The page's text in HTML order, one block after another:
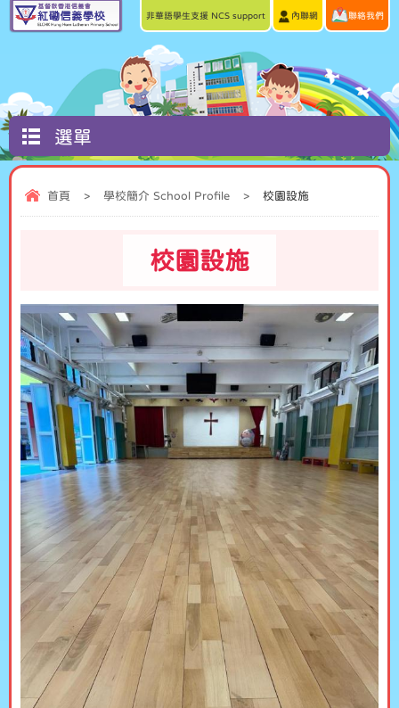
非華語學生支援 NCS support 內聯網 聯絡我們
選單
首頁 > 學校簡介 School Profile > 校園設施
校園設施